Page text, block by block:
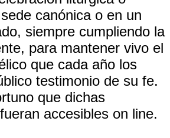
canónica o en un
siempre cumpliendo la
para mantener vivo el
que cada año los
testimonio de su fe.
que dichas
accesibles on line.